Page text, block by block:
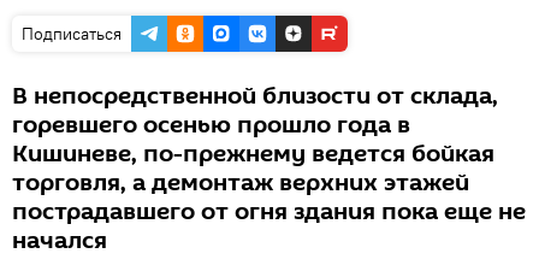
Подписаться
В непосредственной близости от склада,
горевшего осенью прошло года в
Кишиневе, по-прежнему ведется бойкая
торговля, а демонтаж верхних этажей
пострадавшего от огня здания пока еще не
начался